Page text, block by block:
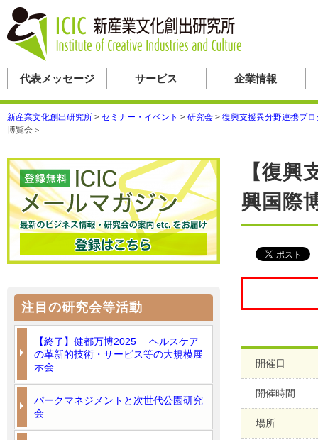
代表メッセージ サービス 企業情報
新産業文化創出研究所 > セミナー・イベント > 研究会 > 復興支援異分野連携プロ
博覧会＞
【復
興国際
開催日
開催時間
場所
注目の研究会等活動
【終了】健都万博2025 ヘルスケア
の革新的技術・サービス等の大規模展
示会
パークマネジメントと次世代公園研究
会